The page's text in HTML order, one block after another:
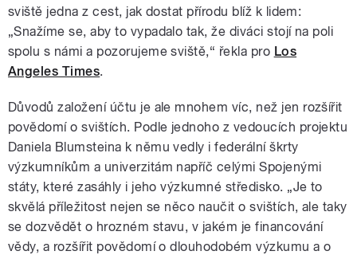
sviště jedna z cest, jak dostat přírodu blíž k lidem:
„Snažíme se, aby to vypadalo tak, že diváci stojí na poli
spolu s námi a pozorujeme sviště,“ řekla pro Los
Angeles Times.
Důvodů založení účtu je ale mnohem víc, než jen rozšířit
povědomí o svištích. Podle jednoho z vedoucích projektu
Daniela Blumsteina k němu vedly i federální škrty
výzkumníkům a univerzitám napříč celými Spojenými
státy, které zasáhly i jeho výzkumné středisko. „Je to
skvělá příležitost nejen se něco naučit o svištích, ale taky
se dozvědět o hrozném stavu, v jakém je financování
vědy, a rozšířit povědomí o dlouhodobém výzkumu a o